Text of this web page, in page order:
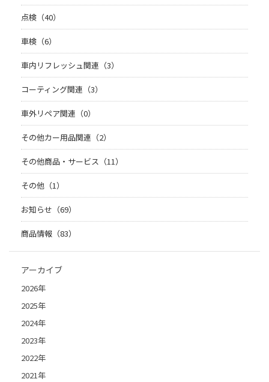
点検（40）
車検（6）
車内リフレッシュ関連（3）
コーティング関連（3）
車外リペア関連（0）
その他カー用品関連（2）
その他商品・サービス（11）
その他（1）
お知らせ（69）
商品情報（83）
アーカイブ
2026年
2025年
2024年
2023年
2022年
2021年